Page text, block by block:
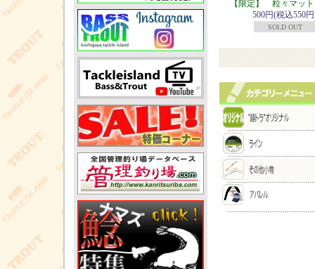
【限定】 粒々マッ
500円(税込550
SOLD OUT